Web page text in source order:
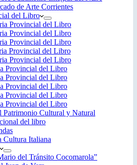
de Arte Corrientes
del Libro
Provincial del Libro
Provincial del Libro
Provincial del Libro
Provincial del Libro
Provincial del Libro
Provincial del Libro
Provincial del Libro
Provincial del Libro
Provincial del Libro
Provincial del Libro
Patrimonio Cultural y Natural
del libro
Cultura Italiana
del Tránsito Cocomarola”